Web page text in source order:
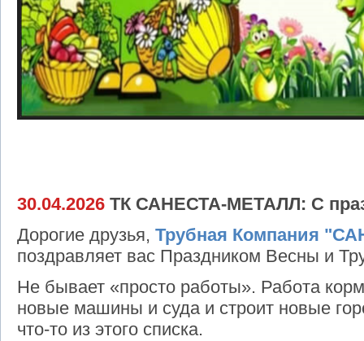
30.04.2026 ТК САНЕСТА-МЕТАЛЛ: С
Дорогие друзья, Трубная Компания
поздравляет вас Праздником Весны и
Не бывает «просто работы». Работа
новые машины и суда и строит новые
что-то из этого списка.